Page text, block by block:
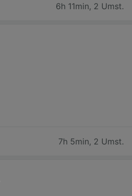
6h 11min, 2 Umst.
7h 5min, 2 Umst.